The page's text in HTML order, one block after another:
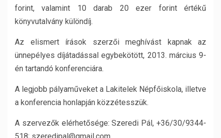
forint, valamint 10 darab 20 ezer forint értékű
könyvutalvány különdíj.
Az elismert írások szerzői meghívást kapnak az
ünnepélyes díjátadással egybekötött, 2013. március 9-
én tartandó konferenciára.
A legjobb pályaműveket a Lakitelek Népfőiskola, illetve
a konferencia honlapján közzétesszük.
A szervezők elérhetősége: Szeredi Pál, +36/30/9344-